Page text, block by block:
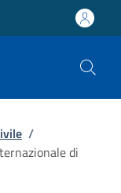
/
di